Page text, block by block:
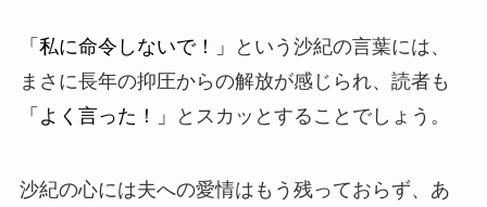
「私に命令しないで！」
という沙紀の言葉には、
まさに長年の抑圧からの解放が感じられ、読者も
「よく言った！」
とスカッとすることでしょう。
沙紀の心には夫への愛情はもう残っておらず、あ